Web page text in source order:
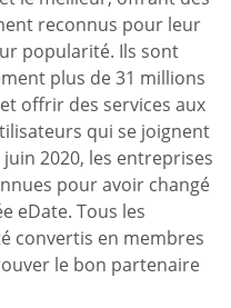
reconnus pour leur
popularité. Ils sont
plus de 31 millions
offrir des services aux
qui se joignent
2020, les entreprises
pour avoir changé
eDate. Tous les
convertis en membres
le bon partenaire